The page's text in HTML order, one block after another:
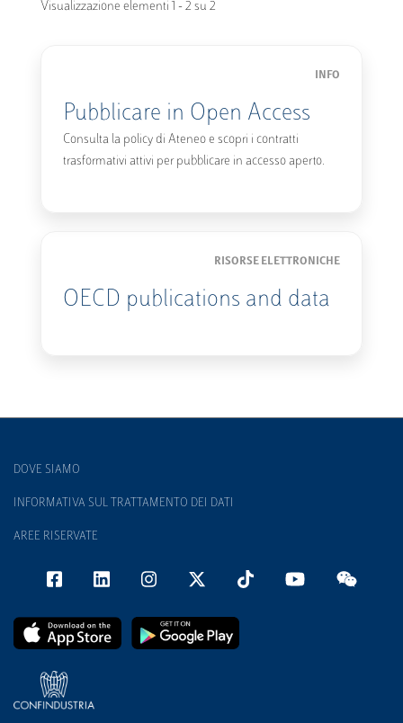
Visualizzazione elementi 1 - 2 su 2
INFO
Pubblicare in Open Access
Consulta la policy di Ateneo e scopri i contratti
trasformativi attivi per pubblicare in accesso aperto.
RISORSE ELETTRONICHE
OECD publications and data
DOVE SIAMO
INFORMATIVA SUL TRATTAMENTO DEI DATI
AREE RISERVATE